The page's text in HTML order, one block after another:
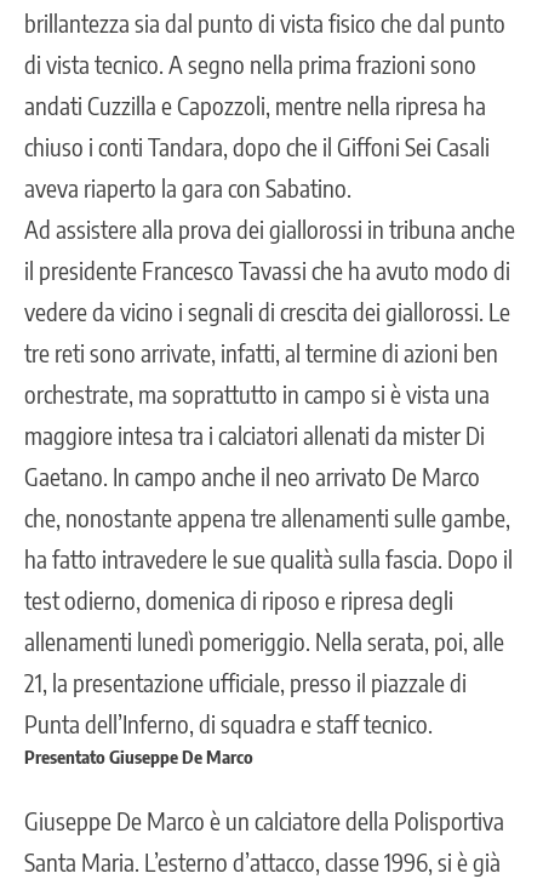
brillantezza sia dal punto di vista fisico che dal punto
di vista tecnico. A segno nella prima frazioni sono
andati Cuzzilla e Capozzoli, mentre nella ripresa ha
chiuso i conti Tandara, dopo che il Giffoni Sei Casali
aveva riaperto la gara con Sabatino.
Ad assistere alla prova dei giallorossi in tribuna anche
il presidente Francesco Tavassi che ha avuto modo di
vedere da vicino i segnali di crescita dei giallorossi. Le
tre reti sono arrivate, infatti, al termine di azioni ben
orchestrate, ma soprattutto in campo si è vista una
maggiore intesa tra i calciatori allenati da mister Di
Gaetano. In campo anche il neo arrivato De Marco
che, nonostante appena tre allenamenti sulle gambe,
ha fatto intravedere le sue qualità sulla fascia. Dopo il
test odierno, domenica di riposo e ripresa degli
allenamenti lunedì pomeriggio. Nella serata, poi, alle
21, la presentazione ufficiale, presso il piazzale di
Punta dell’Inferno, di squadra e staff tecnico.
Presentato Giuseppe De Marco
Giuseppe De Marco è un calciatore della Polisportiva
Santa Maria. L’esterno d’attacco, classe 1996, si è già